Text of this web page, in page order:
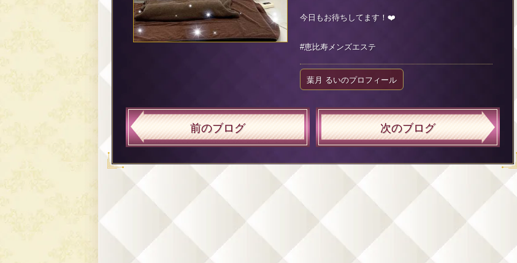
今日もお待ちしてます！❤️
#恵比寿メンズエステ
葉月 るいのプロフィール
前のブログ 次のブログ